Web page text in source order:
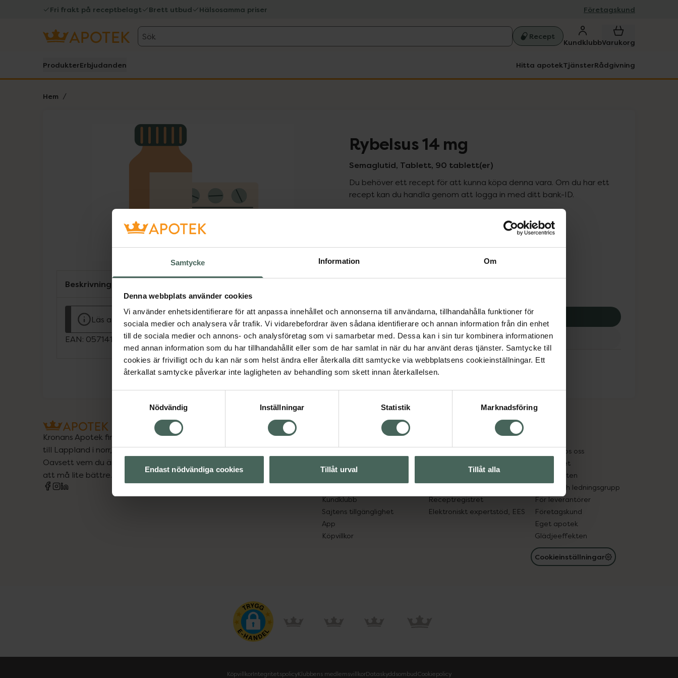
Samtycke Information Om
Denna webbplats använder cookies
Vi använder enhetsidentifierare för att anpassa innehållet och annonserna till användarna, tillhandahålla funktioner för
sociala medier och analysera vår trafik. Vi vidarebefordrar även sådana identifierare och annan information från din enhet
till de sociala medier och annons- och analysföretag som vi samarbetar med. Dessa kan i sin tur kombinera informationen
med annan information som du har tillhandahållit eller som de har samlat in när du har använt deras tjänster. Samtycke till
cookies är frivilligt och du kan när som helst ändra eller återkalla ditt samtycke via webbplatsens cookieinställningar. Ett
återkallat samtycke påverkar inte lagligheten av behandling som skett innan återkallelsen.
Nödvändig
Inställningar Statistik Marknadsföring
Endast nödvändiga cookies Tillåt urval Tillåt alla
Fri frakt på receptbelagt Brett utbud Hälsosamma priser Företagskund
Sök Recept
KundklubbVarukorg
ProdukterErbjudanden Hitta apotekTjänsterRådgivning
Hem
Lista: . Innehåller 1 objekt. Rybelsus 14 mg
Semaglutid, Tablett, 90 tablett(er)
Du behöver ett recept för att kunna köpa denna vara. Om du har ett
recept kan du handla genom att logga in med ditt bank-ID.
Pris med recept
3264,09 kr
Köp via ditt recept
Fler produkter från Rybelsus
Aktuella erbjudanden
Beskrivning
Läs alltid bipacksedeln innan användning.
EAN: 05714191007483
Kronans Apotek finns här för dig. Du hittar oss från Skåne i syd
till Lappland i norr, och online i mobilen och på datorn.
Oavsett vem du är så är det vårt uppdrag att hjälpa just dig
att må lite bättre. Välkommen att prata med oss.
Handla tryggt
Kundklubb
Sajtens tillgänglighet
App
Köpvillkor
Om recept och läkemedel
Lämna in gammal medicin
Receptregistret
Elektroniskt expertstöd, EES
Jobba hos oss
Hållbarhet
Samarbeten
Ägare och ledningsgrupp
För leverantörer
Företagskund
Eget apotek
Glädjeeffekten
Cookieinställningar
KöpvillkorIntegritetspolicyKlubbens medlemsvillkorDataskyddsombudCookiepolicy